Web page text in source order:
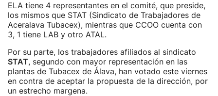
ELA tiene 4 representantes en el comité, que preside,
los mismos que STAT (Sindicato de Trabajadores de
Aceralava Tubacex), mientras que CCOO cuenta con
3, 1 tiene LAB y otro ATAL.
Por su parte, los trabajadores afiliados al sindicato
STAT, segundo con mayor representación en las
plantas de Tubacex de Álava, han votado este viernes
en contra de aceptar la propuesta de la dirección, por
un estrecho margena.